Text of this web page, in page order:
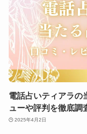
電話占いティアラの
ューや評判を徹底調
2025年4月2日